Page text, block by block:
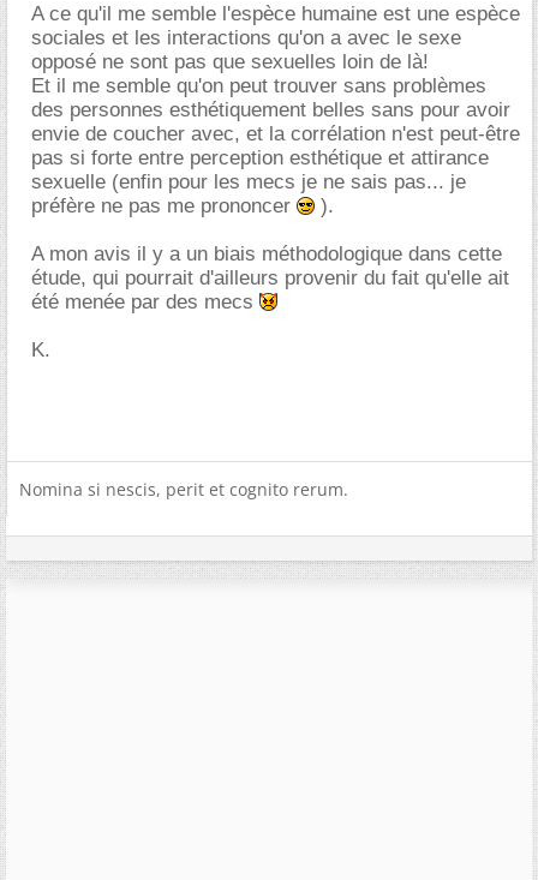
A ce qu'il me semble l'espèce humaine est une espèce
sociales et les interactions qu'on a avec le sexe
opposé ne sont pas que sexuelles loin de là!
Et il me semble qu'on peut trouver sans problèmes
des personnes esthétiquement belles sans pour avoir
envie de coucher avec, et la corrélation n'est peut-être
pas si forte entre perception esthétique et attirance
sexuelle (enfin pour les mecs je ne sais pas... je
préfère ne pas me prononcer
).
A mon avis il y a un biais méthodologique dans cette
étude, qui pourrait d'ailleurs provenir du fait qu'elle ait
été menée par des mecs
K.
Nomina si nescis, perit et cognito rerum.